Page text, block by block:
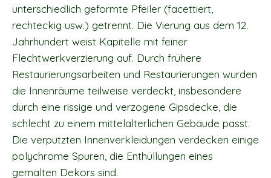
unterschiedlich geformte Pfeiler (facettiert,
rechteckig usw.) getrennt. Die Vierung aus dem 12.
Jahrhundert weist Kapitelle mit feiner
Flechtwerkverzierung auf. Durch frühere
Restaurierungsarbeiten und Restaurierungen wurden
die Innenräume teilweise verdeckt, insbesondere
durch eine rissige und verzogene Gipsdecke, die
schlecht zu einem mittelalterlichen Gebäude passt.
Die verputzten Innenverkleidungen verdecken einige
polychrome Spuren, die Enthüllungen eines
gemalten Dekors sind.